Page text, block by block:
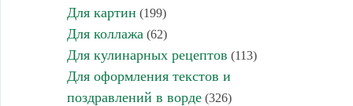
Для картин (199)
Для коллажа (62)
Для кулинарных рецептов (113)
Для оформления текстов и
поздравлений в ворде(326)